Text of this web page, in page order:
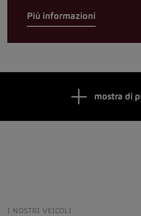
Più informazioni
mostra di
I NOSTRI VEICOLI